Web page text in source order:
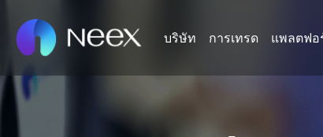
บริษัท การเทรด แพลตฟอ